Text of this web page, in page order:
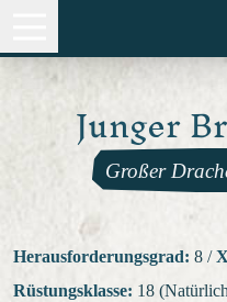
Junger
Großer
Herausforderungsgrad: 8 /
Rüstungsklasse: 18